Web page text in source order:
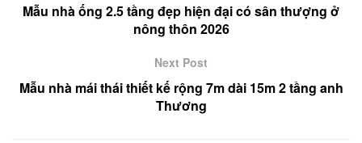
Mẫu nhà ống 2.5 tầng đẹp hiện đại có sân thượng ở
nông thôn 2026
Next Post
Mẫu nhà mái thái thiết kế rộng 7m dài 15m 2 tầng anh
Thương